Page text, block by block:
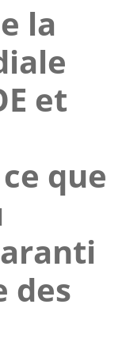
la
et
que
des